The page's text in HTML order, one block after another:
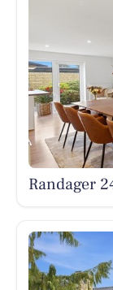
Randager